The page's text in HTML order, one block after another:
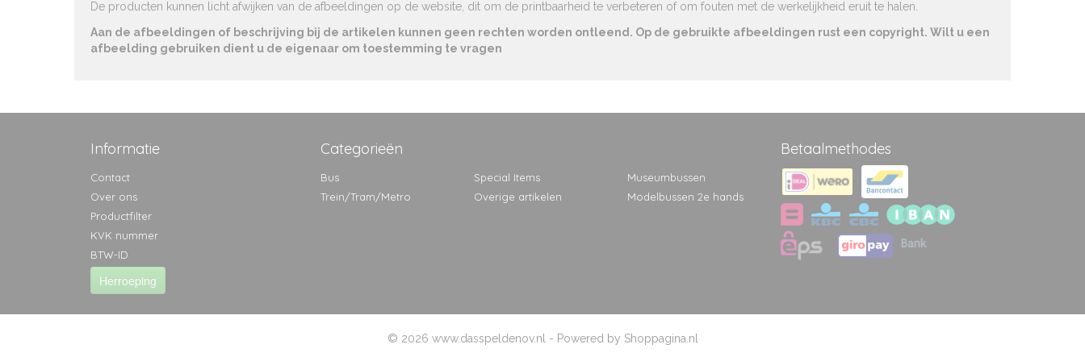
De producten kunnen licht afwijken van de afbeeldingen op de website, dit om de printbaarheid te verbeteren of om fouten met de werkelijkheid eruit te halen.
Aan de afbeeldingen of beschrijving bij de artikelen kunnen geen rechten worden ontleend. Op de gebruikte afbeeldingen rust een copyright. Wilt u een
afbeelding gebruiken dient u de eigenaar om toestemming te vragen
Informatie
Contact
Over ons
Productfilter
KVK nummer
BTW-ID
Herroeping
Categorieën
Bus
Trein/Tram/Metro
Special Items
Overige artikelen
Museumbussen
Modelbussen 2e hands
Betaalmethodes
© 2026 www.dasspeldenov.nl - Powered by Shoppagina.nl